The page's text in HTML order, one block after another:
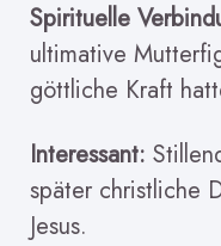
Spirituelle
ultimative
göttliche Kraft
Interessant:
später christliche
Jesus.